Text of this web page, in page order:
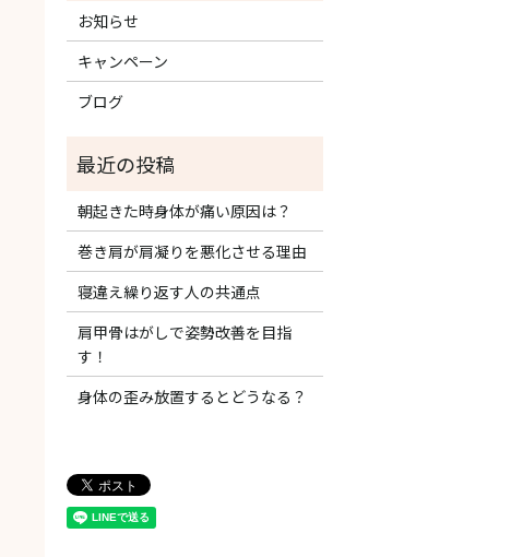
お知らせ
キャンペーン
ブログ
朝起きた時身体が痛い原因は？
巻き肩が肩凝りを悪化させる理由
寝違え繰り返す人の共通点
肩甲骨はがしで姿勢改善を目指
す！
身体の歪み放置するとどうなる？